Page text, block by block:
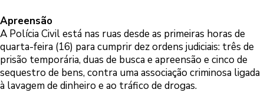
Apreensão
A Polícia Civil está nas ruas desde as primeiras horas de
quarta-feira (16) para cumprir dez ordens judiciais: três de
prisão temporária, duas de busca e apreensão e cinco de
sequestro de bens, contra uma associação criminosa ligada
à lavagem de dinheiro e ao tráfico de drogas.